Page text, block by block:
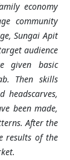
economy
community
Sungai Apit
audience
given basic
Then skills
been made,
After the
results of the